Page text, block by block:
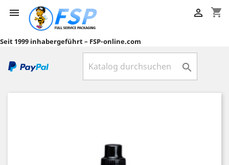
 shopping_cart

Seit 1999 inhabergeführt – FSP-online.com
